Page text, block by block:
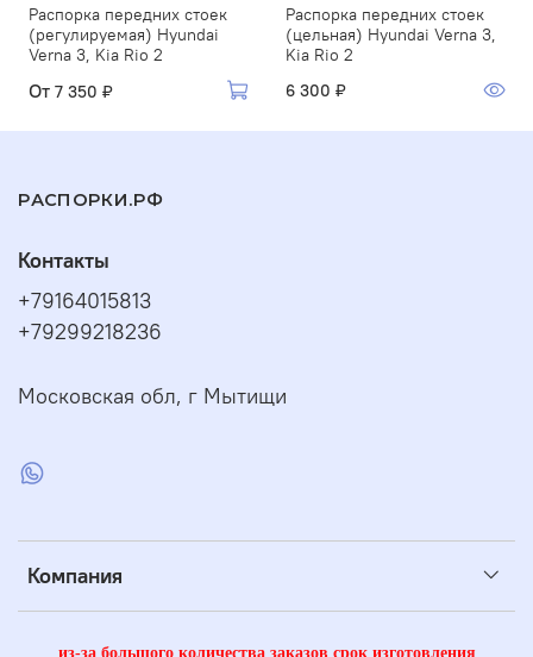
Распорка передних стоек
(регулируемая) Hyundai
Verna 3, Kia Rio 2
От 7 350 ₽
Распорка передних стоек
(цельная) Hyundai Verna 3,
Kia Rio 2
6 300 ₽
РАСПОРКИ.РФ
Компания
Контакты
+79164015813
+79299218236
Московская обл, г Мытищи
из-за большого количества заказов срок изготовления